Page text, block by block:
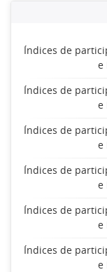
Índices de
e
Índices de
e
Índices de
e
Índices de
e
Índices de
e
Índices de
e